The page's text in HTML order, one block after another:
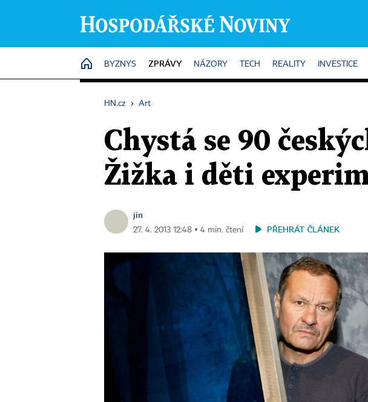
HOME
BYZNYS ZPRÁVY NÁZORY TECH REALITY INVESTICE
HN.cz › Art
Chystá se 90
Žižka i děti
jin
27. 4. 2013 12:48 ▪ 4 min. čtení PŘEHRÁT ČLÁNEK